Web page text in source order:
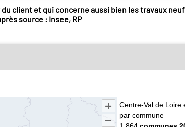
client et qui concerne aussi bien les travaux
source : Insee, RP